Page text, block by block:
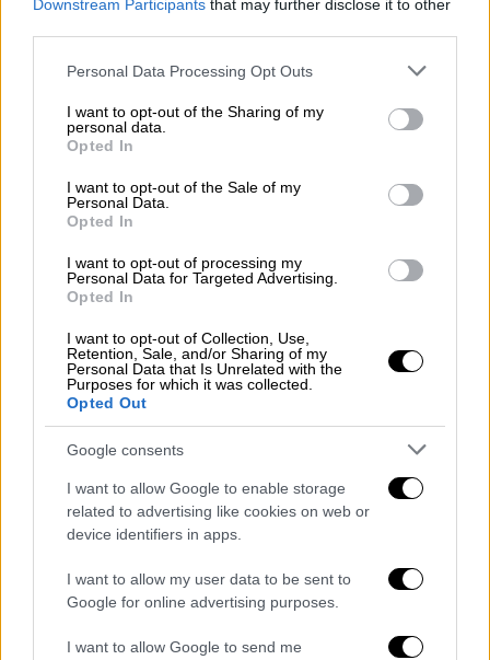
Downstream Participants that may further disclose it to other
Please note that this website/app uses one or more Google
not limited to your visit or usage behaviour. You may click to
grant or deny consent to Google and its third-party tags to
use your data for below specified purposes in below Google
consent section.
Personal Data Processing Opt Outs
I want to opt-out of the Sharing of my
personal data.
Opted In
I want to opt-out of the Sale of my
Personal Data.
Opted In
I want to opt-out of processing my
Personal Data for Targeted Advertising.
Opted In
I want to opt-out of Collection, Use,
Retention, Sale, and/or Sharing of my
Personal Data that Is Unrelated with the
Purposes for which it was collected.
Opted Out
Google consents
I want to allow Google to enable storage
related to advertising like cookies on web or
device identifiers in apps.
I want to allow my user data to be sent to
Google for online advertising purposes.
I want to allow Google to send me
Σάμο.
Και στην
είσοδο από τον Έβρο, όμως, οι
χαμηλή στάθμη του Άρδα ποταμού. Σε μια
μικρή ξύλινη βάρκα, ταξίδευαν από τη Λιβύη
μέχρι αυτή να βυθιστεί ανοιχτά της Πύλου,
52 άτομα. Οι 3 διακινητές, Αιγύπτιοι στην
καταγωγή συνελήφθησαν, ενώ οι 49
μετανάστες διασώθηκαν από τις λιμενικές
αρχές της Καλαμάτας, με τη συνδρομή
Κυριακή, για μεταφορά παράτυπων
μεταναστώνσυνελήφθησαν σε Καβάλα και
Έβρο τέσσερα άτομα.
2023, συνολικά, οι μεταναστευτικές ροές
που καταγράφονται είναιυπερδιπλάσιες από
το προηγούμενο έτος. Το πρώτο 8μηνο
πέρυσι, τα ελληνικά σύνορα είχαν διέλθει
4.124 μετανάστες με τον ίδιο αριθμό, φέτος,
να φτάνει τους 9.467.
Τα ναυάγια στη Λαμπεντούζα